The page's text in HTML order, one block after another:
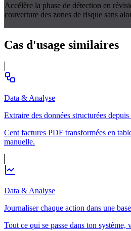
Accélère la phase de détection en
couverture des zones de risque sans
Cas d'usage similaires
Data & Analyse
Extraire des données structurées
Cent factures PDF transformées en
manuelle.
Data & Analyse
Journaliser chaque action dans une
Tout ce qui se passe dans ton